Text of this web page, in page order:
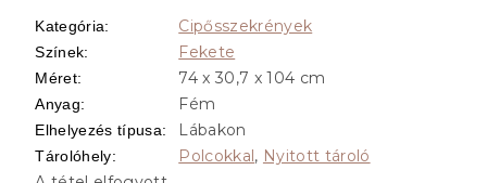
Kategória: Cipősszekrények
Színek: Fekete
Méret: 74 x 30,7 x 104 cm
Anyag: Fém
Elhelyezés típusa: Lábakon
Tárolóhely: Polcokkal, Nyitott tároló